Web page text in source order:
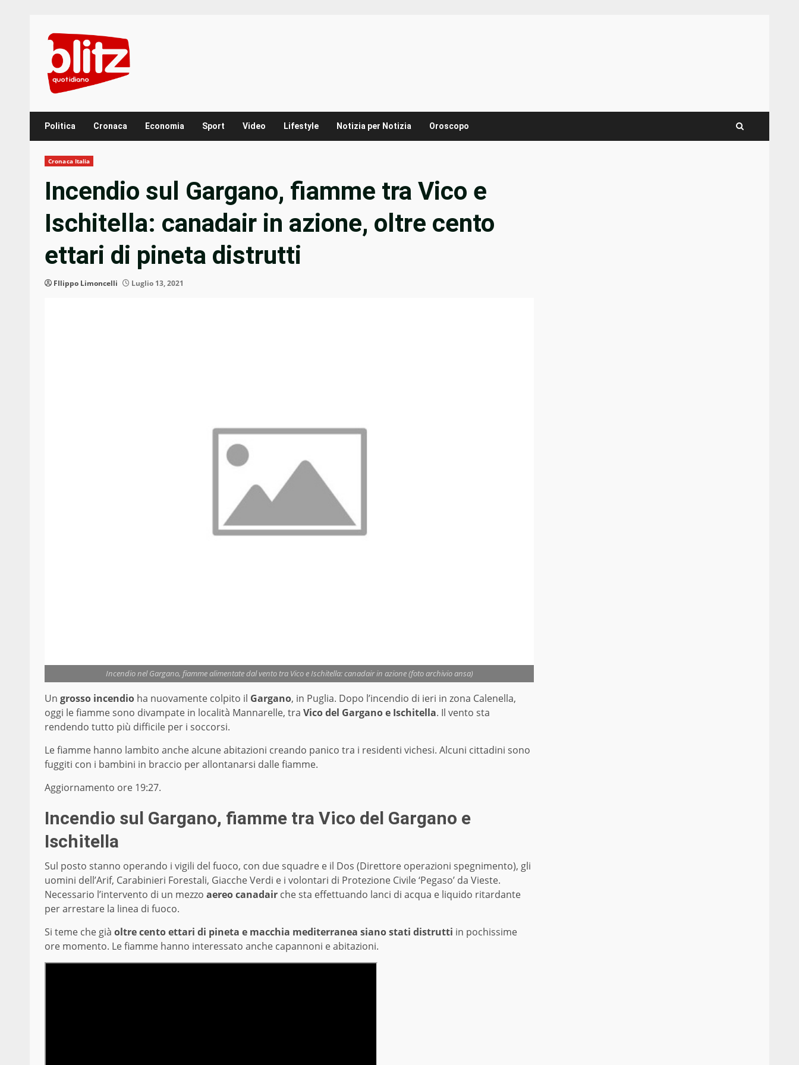
content
Politica Cronaca Economia Sport Video Lifestyle Notizia per Notizia Oroscopo
Cronaca Italia
Incendio sul Gargano, fiamme tra Vico e
Ischitella: canadair in azione, oltre cento
ettari di pineta distrutti
FIlippo Limoncelli Luglio 13, 2021
Incendio nel Gargano, fiamme alimentate dal vento tra Vico e Ischitella: canadair in azione (foto archivio ansa)
Un grosso incendio ha nuovamente colpito il Gargano, in Puglia. Dopo l’incendio di ieri in zona Calenella,
oggi le fiamme sono divampate in località Mannarelle, tra Vico del Gargano e Ischitella. Il vento sta
rendendo tutto più difficile per i soccorsi.
Le fiamme hanno lambito anche alcune abitazioni creando panico tra i residenti vichesi. Alcuni cittadini sono
fuggiti con i bambini in braccio per allontanarsi dalle fiamme.
Aggiornamento ore 19:27.
Incendio sul Gargano, fiamme tra Vico del Gargano e
Ischitella
Sul posto stanno operando i vigili del fuoco, con due squadre e il Dos (Direttore operazioni spegnimento), gli
uomini dell’Arif, Carabinieri Forestali, Giacche Verdi e i volontari di Protezione Civile ‘Pegaso’ da Vieste.
Necessario l’intervento di un mezzo aereo canadair che sta effettuando lanci di acqua e liquido ritardante
per arrestare la linea di fuoco.
Si teme che già oltre cento ettari di pineta e macchia mediterranea siano stati distrutti in pochissime
ore momento. Le fiamme hanno interessato anche capannoni e abitazioni.